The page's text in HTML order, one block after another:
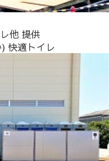
他 提供
快適トイレ